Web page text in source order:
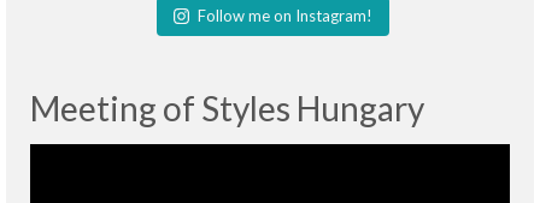
Follow me on Instagram!
Meeting of Styles Hungary